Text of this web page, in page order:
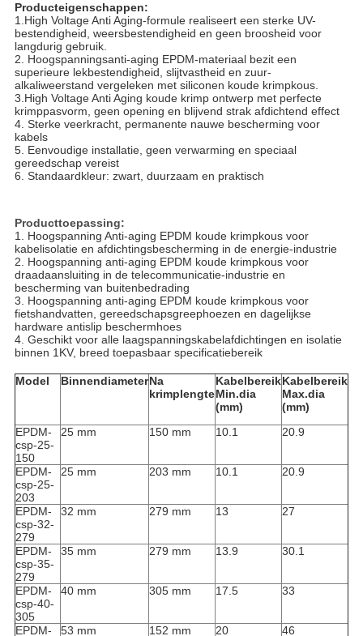
Producteigenschappen:
1.High Voltage Anti Aging-formule realiseert een sterke UV-
bestendigheid, weersbestendigheid en geen broosheid voor
langdurig gebruik.
2. Hoogspanningsanti-aging EPDM-materiaal bezit een
superieure lekbestendigheid, slijtvastheid en zuur-
alkaliweerstand vergeleken met siliconen koude krimpkous.
3.High Voltage Anti Aging koude krimp ontwerp met perfecte
krimppasvorm, geen opening en blijvend strak afdichtend effect
4. Sterke veerkracht, permanente nauwe bescherming voor
kabels
5. Eenvoudige installatie, geen verwarming en speciaal
gereedschap vereist
6. Standaardkleur: zwart, duurzaam en praktisch
Producttoepassing:
1. Hoogspanning Anti-aging EPDM koude krimpkous voor
kabelisolatie en afdichtingsbescherming in de energie-industrie
2. Hoogspanning anti-aging EPDM koude krimpkous voor
draadaansluiting in de telecommunicatie-industrie en
bescherming van buitenbedrading
3. Hoogspanning anti-aging EPDM koude krimpkous voor
fietshandvatten, gereedschapsgreephoezen en dagelijkse
hardware antislip beschermhoes
4. Geschikt voor alle laagspanningskabelafdichtingen en isolatie
binnen 1KV, breed toepasbaar specificatiebereik
Model BinnendiameterNa
krimplengte
Kabelbereik
Min.dia
(mm)
Kabelbereik
Max.dia
(mm)
EPDM-
csp-25-
150
25 mm 150 mm 10.1 20.9
EPDM-
csp-25-
203
25 mm 203 mm 10.1 20.9
EPDM-
csp-32-
279
32 mm 279 mm 13 27
EPDM-
csp-35-
279
35 mm 279 mm 13.9 30.1
EPDM-
csp-40-
305
40 mm 305 mm 17.5 33
EPDM- 53 mm 152 mm 20 46